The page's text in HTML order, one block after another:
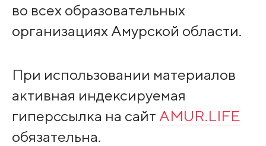
во всех образовательных
организациях Амурской области.
При использовании материалов
активная индексируемая
гиперссылка на сайт AMUR.LIFE
обязательна.